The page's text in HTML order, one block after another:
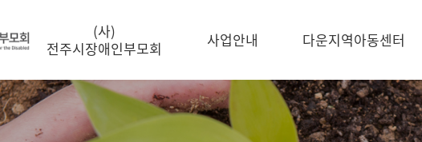
(사)
전주시장애인부모회
사업안내 다운지역아동센터